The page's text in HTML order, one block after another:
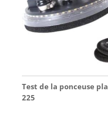
Test de la ponceuse
225